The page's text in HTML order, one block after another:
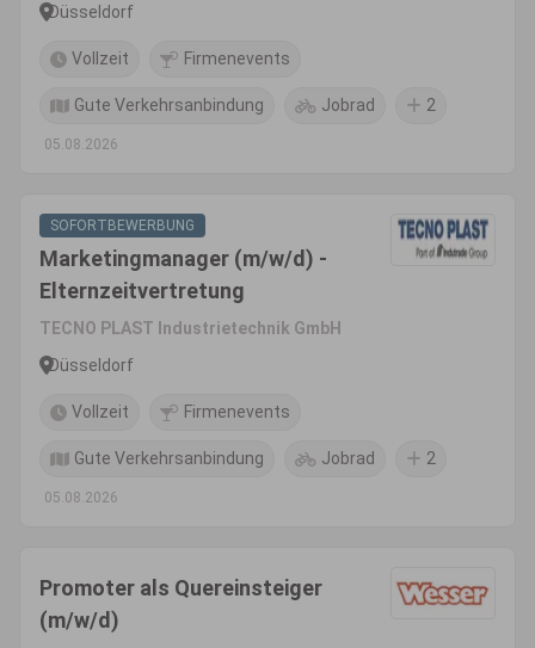
Düsseldorf
Vollzeit Firmenevents
Gute Verkehrsanbindung Jobrad 2
05.08.2026
SOFORTBEWERBUNG
Marketingmanager (m/w/d) -
Elternzeitvertretung
TECNO PLAST Industrietechnik GmbH
Düsseldorf
Vollzeit Firmenevents
Gute Verkehrsanbindung Jobrad 2
05.08.2026
Promoter als Quereinsteiger
(m/w/d)